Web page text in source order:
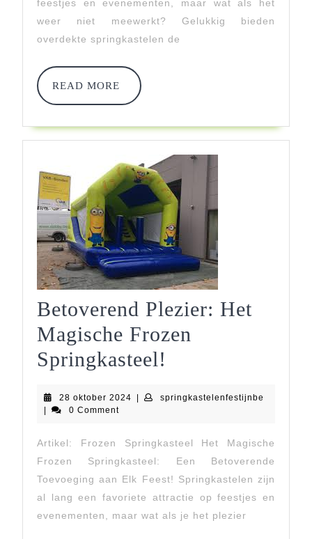
feestjes en evenementen, maar wat als het
weer niet meewerkt? Gelukkig bieden
overdekte springkastelen de
READ MORE
READ
MORE
Betoverend Plezier: Het
Magische Frozen
Springkasteel!
Het
Magische
Frozen
Springkasteel!
28 oktober 2024 28
springkastelenfestijnbe
0 Comment
Artikel: Frozen Springkasteel Het Magische
Frozen Springkasteel: Een Betoverende
Toevoeging aan Elk Feest! Springkastelen zijn
al lang een favoriete attractie op feestjes en
evenementen, maar wat als je het plezier